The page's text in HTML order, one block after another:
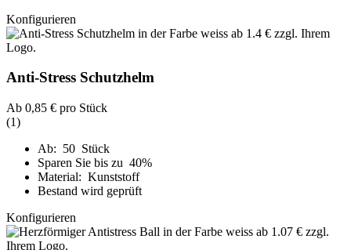
Konfigurieren
Anti-Stress Schutzhelm
Ab 0,85 € pro Stück
(1)
Ab: 50 Stück
Sparen Sie bis zu 40%
Material: Kunststoff
Bestand wird geprüft
Konfigurieren